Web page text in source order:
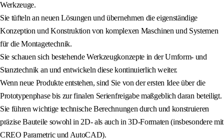
Werkzeuge.
Sie tüfteln an neuen Lösungen und übernehmen die eigenständige
Konzeption und Konstruktion von komplexen Maschinen und Systemen
für die Montagetechnik.
Sie schauen sich bestehende Werkzeugkonzepte in der Umform- und
Stanztechnik an und entwickeln diese kontinuierlich weiter.
Wenn neue Produkte entstehen, sind Sie von der ersten Idee über die
Prototypenphase bis zur finalen Serienfreigabe maßgeblich daran beteiligt.
Sie führen wichtige technische Berechnungen durch und konstruieren
präzise Bauteile sowohl in 2D- als auch in 3D-Formaten (insbesondere mit
CREO Parametric und AutoCAD).